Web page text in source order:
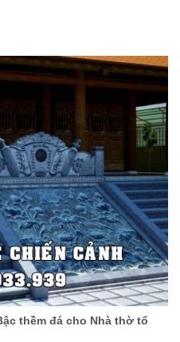
thềm đá cho Nhà thờ tổ